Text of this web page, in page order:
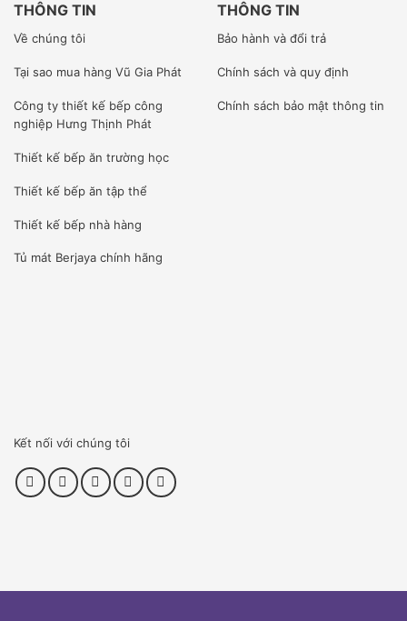
Phía trên của bàn có khay inox giữ lạnh, làm lạnh trực tiếp
như bếp đun, lò nướng.
THÔNG TIN
Về chúng tôi
Tại sao mua hàng Vũ Gia Phát
Công ty thiết kế bếp công
nghiệp Hưng Thịnh Phát
Thiết kế bếp ăn trường học
Thiết kế bếp ăn tập thể
Thiết kế bếp nhà hàng
Tủ mát Berjaya chính hãng
THÔNG TIN
Bảo hành và đổi trả
Chính sách và quy định
Chính sách bảo mật thông tin
Kết nối với chúng tôi